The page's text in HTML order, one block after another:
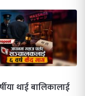
थाई बालिकालाई